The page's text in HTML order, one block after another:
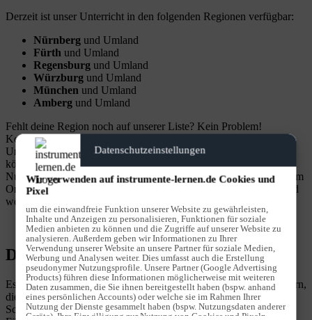
Derzeit ist unser Unterricht in den folgenden Regionen verfügbar:
Nürnberg und Umland
Fürth und Umland
Regensburg und Umland
Würzburg und Umland
München und Umland
Amberg und Umland
Fehlt deine Region noch auf unserer Liste? Kein Problem!
Kontaktiere uns einfach und lass uns wissen, wo du unseren
Unterricht brauchst. Wir erweitern ständig unser Angebot und
könnten schon bald auch bei dir vor Ort sein. Oder noch besser:
Nutze unseren Live-Online-Unterricht und lerne bequem von jedem
Ort der Welt aus. Erlebe flexibles, hochwertiges Lernen, wann und
wo du willst.
Details zum Instrument Schlagzeug
Es gibt ohne Zweifel ein Gefühl der Solidarität unter Schlagzeugern,
die in keiner anderen Gruppe von Instrumentalisten besteht. Der
Schlagzeug-Unterricht bei „Stiegler & Friends“ vermittelt Dir alle
Datenschutzeinstellungen
Wir verwenden auf instrumente-lernen.de Cookies und
Pixel
um die einwandfreie Funktion unserer Website zu gewährleisten,
Inhalte und Anzeigen zu personalisieren, Funktionen für soziale
Medien anbieten zu können und die Zugriffe auf unserer Website zu
analysieren. Außerdem geben wir Informationen zu Ihrer
Verwendung unserer Website an unsere Partner für soziale Medien,
Werbung und Analysen weiter. Dies umfasst auch die Erstellung
pseudonymer Nutzungsprofile. Unsere Partner (Google Advertising
Products) führen diese Informationen möglicherweise mit weiteren
Daten zusammen, die Sie ihnen bereitgestellt haben (bspw. anhand
eines persönlichen Accounts) oder welche sie im Rahmen Ihrer
Nutzung der Dienste gesammelt haben (bspw. Nutzungsdaten anderer
Geräte). Ihre Einwilligung zur Nutzung von Cookies und Pixeln